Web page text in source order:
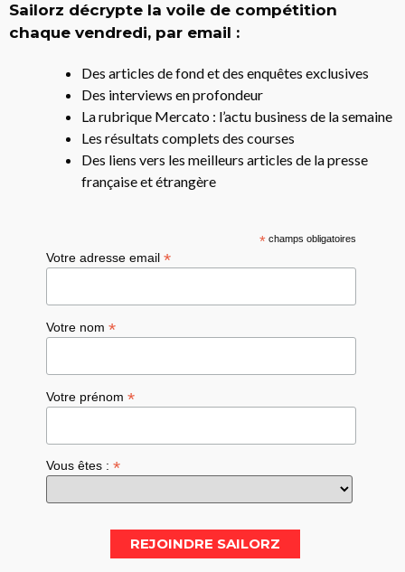
Sailorz décrypte la voile de compétition
chaque vendredi, par email :
Des articles de fond et des enquêtes exclusives
Des interviews en profondeur
La rubrique Mercato : l’actu business de la semaine
Les résultats complets des courses
Des liens vers les meilleurs articles de la presse
française et étrangère
*champs obligatoires
Votre adresse email*
Votre nom*
Votre prénom*
Vous êtes :*